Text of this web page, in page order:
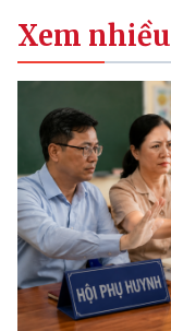
Xem nhiều